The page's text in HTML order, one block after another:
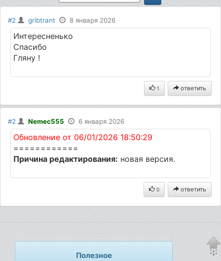
#2 gribtrant 8 января 2026
Интересненько
Спасибо
Гляну !
1 ответить
#2 Nemec555 6 января 2026
Обновление от 06/01/2026 18:50:29
============
Причина редактирования: новая версия.
0 ответить
Полезное